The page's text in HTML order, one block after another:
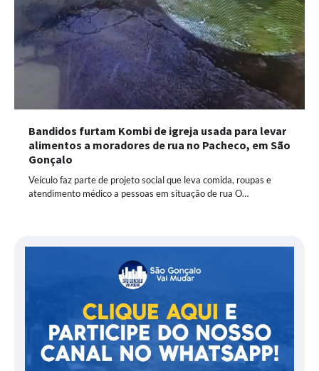
Bandidos furtam Kombi de igreja usada para levar
alimentos a moradores de rua no Pacheco, em São
Gonçalo
Veículo faz parte de projeto social que leva comida, roupas e
atendimento médico a pessoas em situação de rua O…